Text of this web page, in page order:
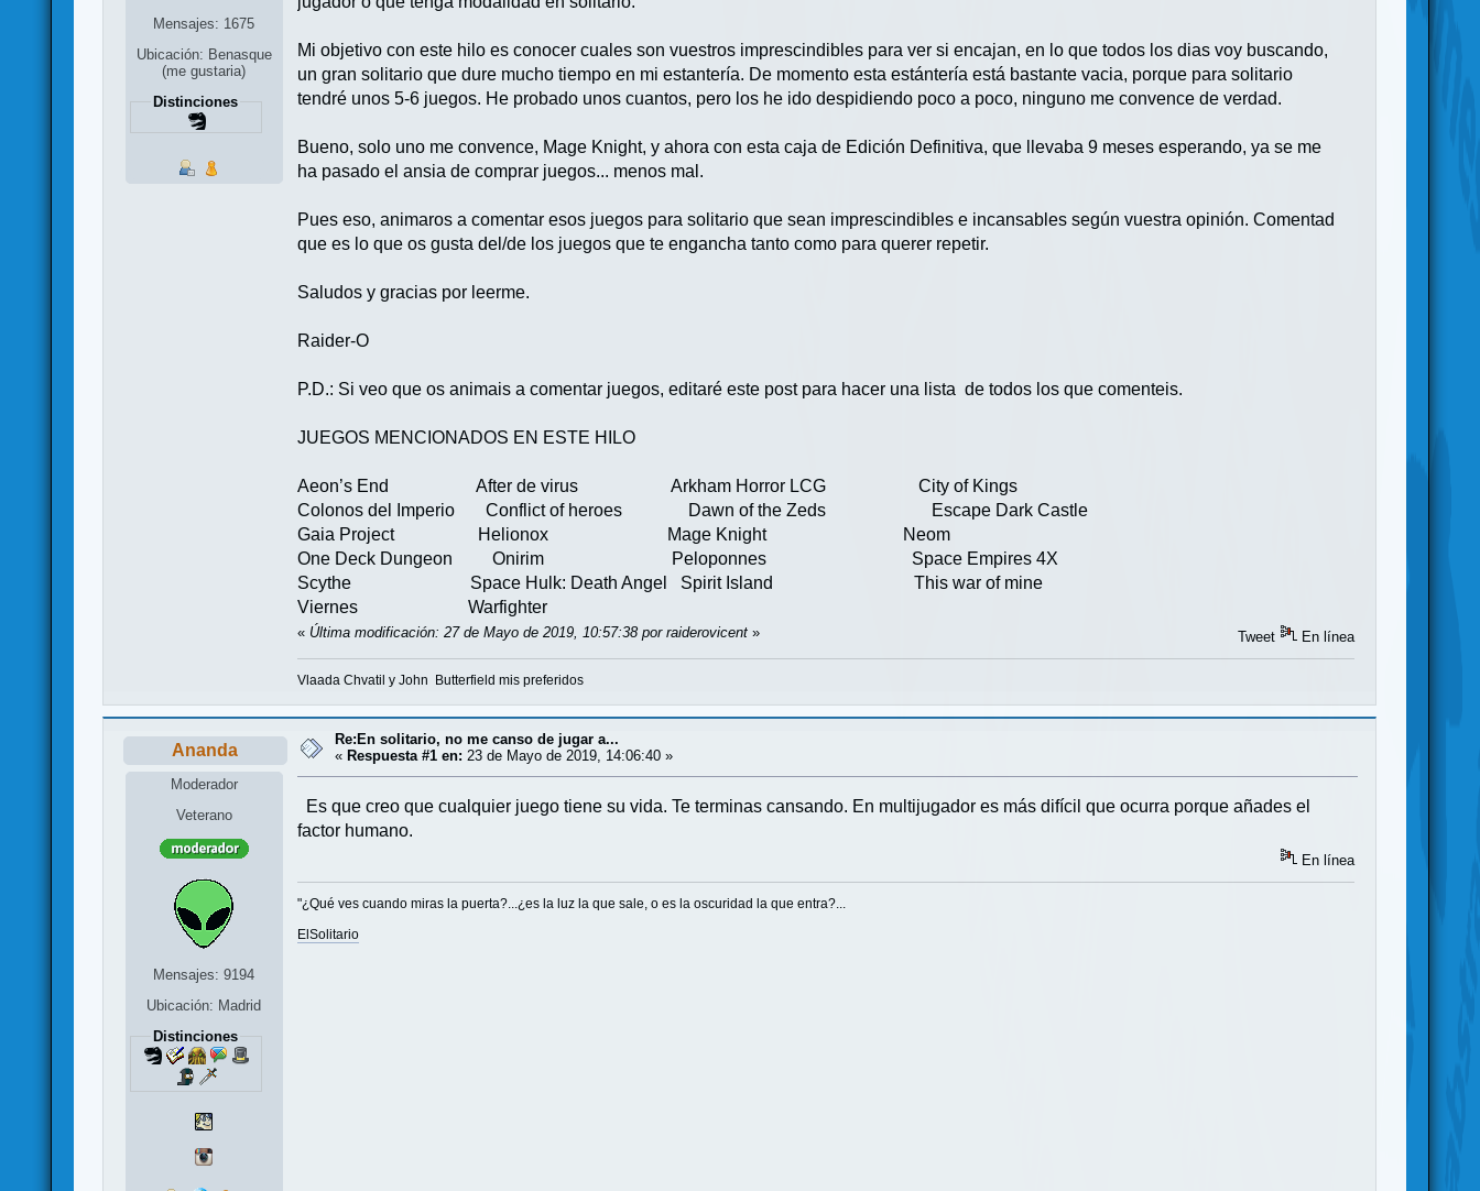
Mensajes: 1675
Ubicación: Benasque
(me gustaria)
Distinciones
Mi objetivo con este hilo es conocer cuales son vuestros imprescindibles para ver si encajan, en lo que todos los dias voy buscando,
un gran solitario que dure mucho tiempo en mi estantería. De momento esta estántería está bastante vacia, porque para solitario
tendré unos 5-6 juegos. He probado unos cuantos, pero los he ido despidiendo poco a poco, ninguno me convence de verdad.
Bueno, solo uno me convence, Mage Knight, y ahora con esta caja de Edición Definitiva, que llevaba 9 meses esperando, ya se me
ha pasado el ansia de comprar juegos... menos mal.
Pues eso, animaros a comentar esos juegos para solitario que sean imprescindibles e incansables según vuestra opinión. Comentad
que es lo que os gusta del/de los juegos que te engancha tanto como para querer repetir.
Saludos y gracias por leerme.
Raider-O
P.D.: Si veo que os animais a comentar juegos, editaré este post para hacer una lista de todos los que comenteis.
JUEGOS MENCIONADOS EN ESTE HILO
Aeon’s End After de virus Arkham Horror LCG City of Kings
Colonos del Imperio Conflict of heroes Dawn of the Zeds Escape Dark Castle
Gaia Project Helionox Mage Knight Neom
One Deck Dungeon Onirim Peloponnes Space Empires 4X
Scythe Space Hulk: Death Angel Spirit Island This war of mine
Viernes Warfighter
« Última modificación: 27 de Mayo de 2019, 10:57:38 por raiderovicent » Tweet En línea
Vlaada Chvatil y John Butterfield mis preferidos
Ananda
Moderador
Veterano
Mensajes: 9194
Ubicación: Madrid
Distinciones
Re:En solitario, no me canso de jugar a...
«Respuesta #1 en: 23 de Mayo de 2019, 14:06:40 »
Es que creo que cualquier juego tiene su vida. Te terminas cansando. En multijugador es más difícil que ocurra porque añades el
factor humano.
En línea
"¿Qué ves cuando miras la puerta?...¿es la luz la que sale, o es la oscuridad la que entra?...
ElSolitario